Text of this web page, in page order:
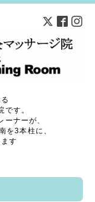
です。
ーナーが、
を3本柱に、
す